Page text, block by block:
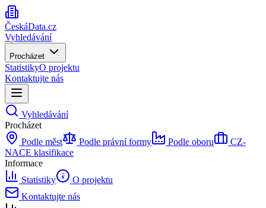
ČeskáData.cz
Vyhledávání
Procházet
StatistikyO projektu
Kontaktujte nás
Vyhledávání
Procházet
Podle měst
Podle právní formy Podle oboru
CZ-
NACE klasifikace
Informace
Statistiky
O projektu
Kontaktujte nás